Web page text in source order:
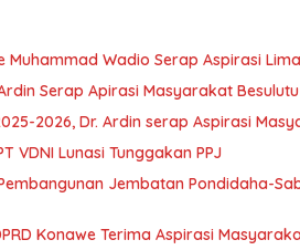
Muhammad Wadio Serap Aspirasi
Serap Apirasi Masyarakat Besulutu
2026, Dr. Ardin serap Aspirasi
VDNI Lunasi Tunggakan PPJ
Jembatan Pondidaha-
Konawe Terima Aspirasi